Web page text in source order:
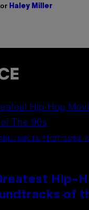
Haley Miller
GARCIA/PICOT/GAMMA-
Hip-
of